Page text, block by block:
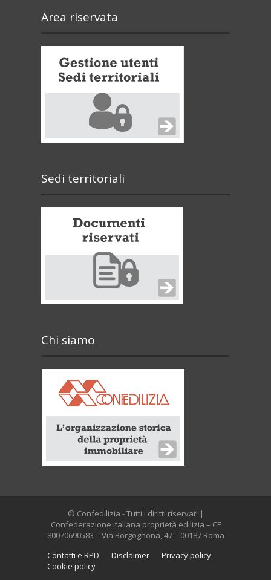
Area riservata
Sedi territoriali
Chi siamo
© Confedilizia - Tutti i diritti riservati |
Confederazione italiana proprietà edilizia – CF
80070690583 – Via Borgognona, 47 – 00187 Roma
Contatti e RPD
Disclaimer
Privacy policy
Cookie policy